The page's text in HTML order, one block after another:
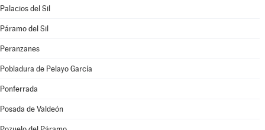
Palacios del Sil
Páramo del Sil
Peranzanes
Pobladura de Pelayo García
Ponferrada
Posada de Valdeón